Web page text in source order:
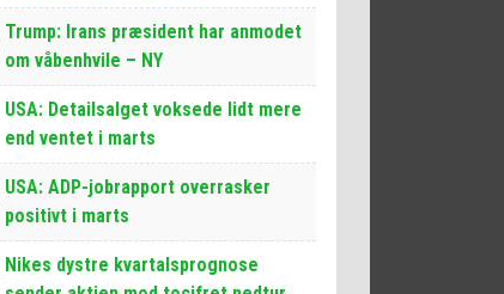
Trump: Irans præsident har anmodet
om våbenhvile – NY
USA: Detailsalget voksede lidt mere
end ventet i marts
USA: ADP-jobrapport overrasker
positivt i marts
Nikes dystre kvartalsprognose